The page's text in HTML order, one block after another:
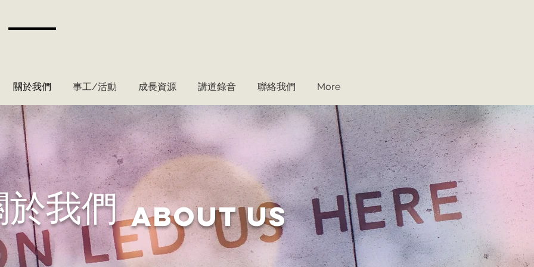
關於我們 事工/活動 成長資源 講道錄音 聯絡我們 More
於我們 About us